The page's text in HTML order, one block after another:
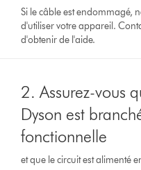
Si le câble est endommagé,
d'utiliser votre appareil.
d'obtenir de l'aide.
2. Assurez-vous
Dyson est
fonctionnelle
et que le circuit est alimenté